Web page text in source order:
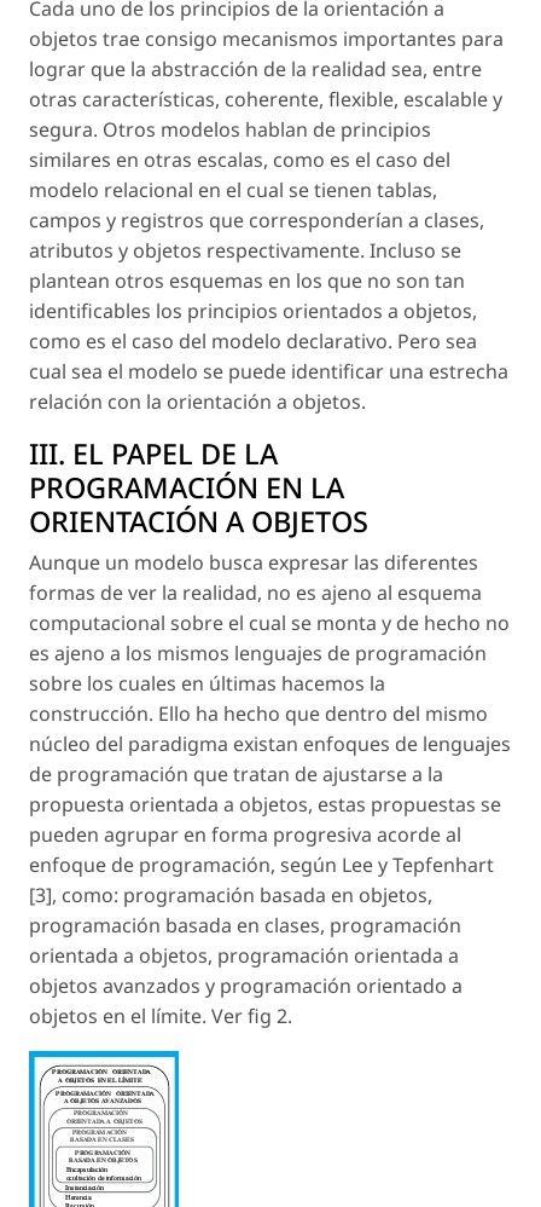
Cada uno de los principios de la orientación a
objetos trae consigo mecanismos importantes para
lograr que la abstracción de la realidad sea, entre
otras características, coherente, flexible, escalable y
segura. Otros modelos hablan de principios
similares en otras escalas, como es el caso del
modelo relacional en el cual se tienen tablas,
campos y registros que corresponderían a clases,
atributos y objetos respectivamente. Incluso se
plantean otros esquemas en los que no son tan
identificables los principios orientados a objetos,
como es el caso del modelo declarativo. Pero sea
cual sea el modelo se puede identificar una estrecha
relación con la orientación a objetos.
III. EL PAPEL DE LA
PROGRAMACIÓN EN LA
ORIENTACIÓN A OBJETOS
Aunque un modelo busca expresar las diferentes
formas de ver la realidad, no es ajeno al esquema
computacional sobre el cual se monta y de hecho no
es ajeno a los mismos lenguajes de programación
sobre los cuales en últimas hacemos la
construcción. Ello ha hecho que dentro del mismo
núcleo del paradigma existan enfoques de lenguajes
de programación que tratan de ajustarse a la
propuesta orientada a objetos, estas propuestas se
pueden agrupar en forma progresiva acorde al
enfoque de programación, según Lee y Tepfenhart
[3], como: programación basada en objetos,
programación basada en clases, programación
orientada a objetos, programación orientada a
objetos avanzados y programación orientado a
objetos en el límite. Ver fig 2.